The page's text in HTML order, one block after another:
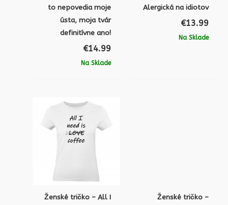
to nepovedia moje
ústa, moja tvár
definitívne ano!
€14.99
Na Sklade
Alergická na idiotov
€13.99
Na Sklade
Ženské tričko – All I
Ženské tričko –